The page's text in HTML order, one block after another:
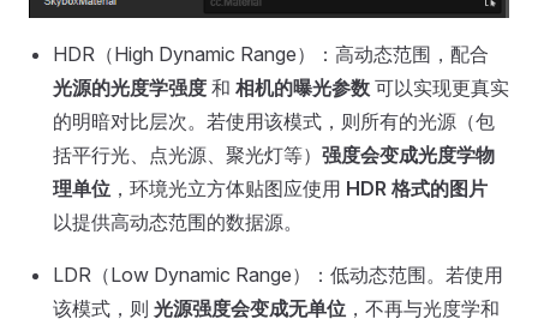
HDR（High Dynamic Range）：高动态范围，配合
光源的光度学强度 和 相机的曝光参数 可以实现更真实
的明暗对比层次。若使用该模式，则所有的光源（包
括平行光、点光源、聚光灯等） 强度会变成光度学物
理单位 ，环境光立方体贴图应使用 HDR 格式的图片
以提供高动态范围的数据源。
LDR（Low Dynamic Range）：低动态范围。若使用
该模式，则 光源强度会变成无单位 ，不再与光度学和